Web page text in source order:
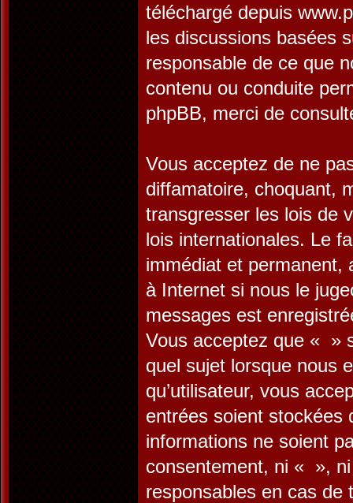
téléchargé depuis
les discussions basées
responsable de ce que
contenu ou conduite
phpBB, merci de
Vous acceptez de ne
diffamatoire, choquant,
transgresser les lois de
lois internationales. Le
immédiat et permanent,
à Internet si nous le
messages est
Vous acceptez que « »
quel sujet lorsque nous
qu’utilisateur, vous
entrées soient stockées
informations ne soient
consentement, ni « »,
responsables en cas de